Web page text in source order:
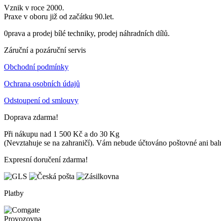
Vznik v roce 2000.
Praxe v oboru již od začátku 90.let.
0prava a prodej bílé techniky, prodej náhradních dílů.
Záruční a pozáruční servis
Obchodní podmínky
Ochrana osobních údajů
Odstoupení od smlouvy
Doprava zdarma!
Při nákupu nad 1 500 Kč a do 30 Kg
(Nevztahuje se na zahraničí). Vám nebude účtováno poštovné ani
Expresní doručení zdarma!
Platby
Provozovna